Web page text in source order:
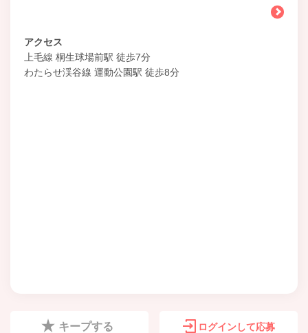
アクセス
上毛線 桐生球場前駅 徒歩7分
わたらせ渓谷線 運動公園駅 徒歩8分
キープする ログインして応募